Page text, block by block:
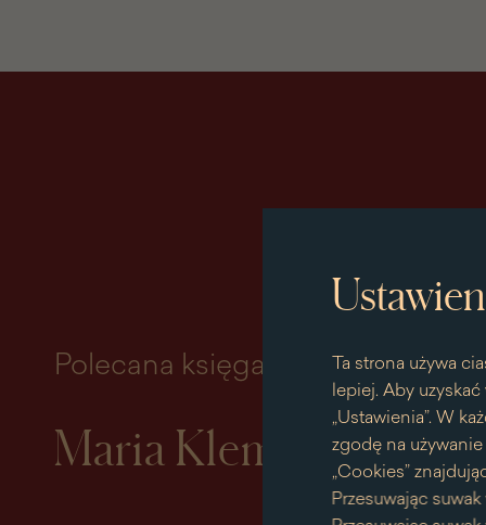
Ta strona używa
lepiej. Aby
„Ustawienia”. W
zgodę na
„Cookies”
Przesuwając
Polecana księga miesiąca
Maria Klementyna